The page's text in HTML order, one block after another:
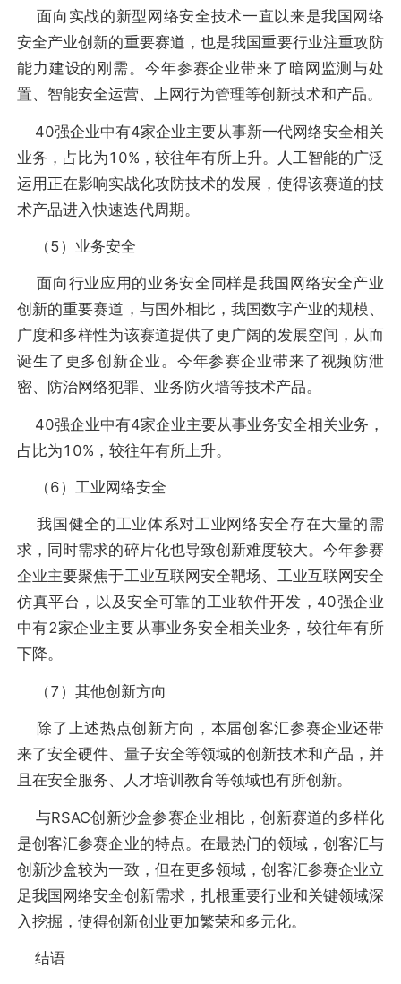
面向实战的新型网络安全技术一直以来是我国网络
安全产业创新的重要赛道，也是我国重要行业注重攻防
能力建设的刚需。今年参赛企业带来了暗网监测与处
置、智能安全运营、上网行为管理等创新技术和产品。
40强企业中有4家企业主要从事新一代网络安全相关
业务，占比为10%，较往年有所上升。人工智能的广泛
运用正在影响实战化攻防技术的发展，使得该赛道的技
术产品进入快速迭代周期。
（5）业务安全
面向行业应用的业务安全同样是我国网络安全产业
创新的重要赛道，与国外相比，我国数字产业的规模、
广度和多样性为该赛道提供了更广阔的发展空间，从而
诞生了更多创新企业。今年参赛企业带来了视频防泄
密、防治网络犯罪、业务防火墙等技术产品。
40强企业中有4家企业主要从事业务安全相关业务，
占比为10%，较往年有所上升。
（6）工业网络安全
我国健全的工业体系对工业网络安全存在大量的需
求，同时需求的碎片化也导致创新难度较大。今年参赛
企业主要聚焦于工业互联网安全靶场、工业互联网安全
仿真平台，以及安全可靠的工业软件开发，40强企业
中有2家企业主要从事业务安全相关业务，较往年有所
下降。
（7）其他创新方向
除了上述热点创新方向，本届创客汇参赛企业还带
来了安全硬件、量子安全等领域的创新技术和产品，并
且在安全服务、人才培训教育等领域也有所创新。
与RSAC创新沙盒参赛企业相比，创新赛道的多样化
是创客汇参赛企业的特点。在最热门的领域，创客汇与
创新沙盒较为一致，但在更多领域，创客汇参赛企业立
足我国网络安全创新需求，扎根重要行业和关键领域深
入挖掘，使得创新创业更加繁荣和多元化。
结语